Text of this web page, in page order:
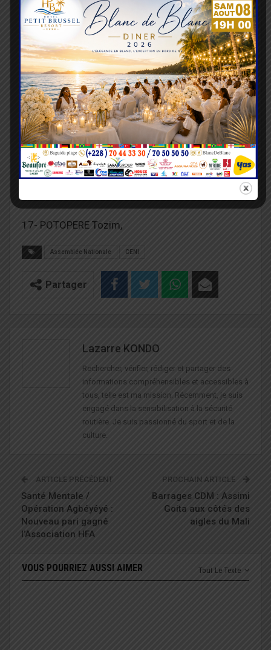
Société Civile
15- DOSSEKPLI Messan (Agir pour l’humanité),
16- YABRE Dago (ONG – NOUVELLE ELITE),
Administration
17- POTOPERE Tozim,
Assemblée Nationale CENI
Partager
Lazarre KONDO
Rechercher, vérifier, rédiger et partager des
informations compréhensibles et accessibles à
tous, telle est ma mission. Récemment, je suis
engagé dans la sensibilisation à la sécurité
routière. Je suis passionné du sport et de la
culture.
ARTICLE PRÉCÉDENT
Santé Mentale /
Opération Agbéyéyé :
Nouveau pari gagné
l’Association HFA
PROCHAIN ARTICLE
Barrages CDM : Assimi
Goita aux côtés des
aigles du Mali
Tout Le Texte
VOUS POURRIEZ AUSSI AIMER